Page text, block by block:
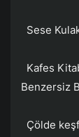
Sese
Kafes
Benzersiz
Çölde